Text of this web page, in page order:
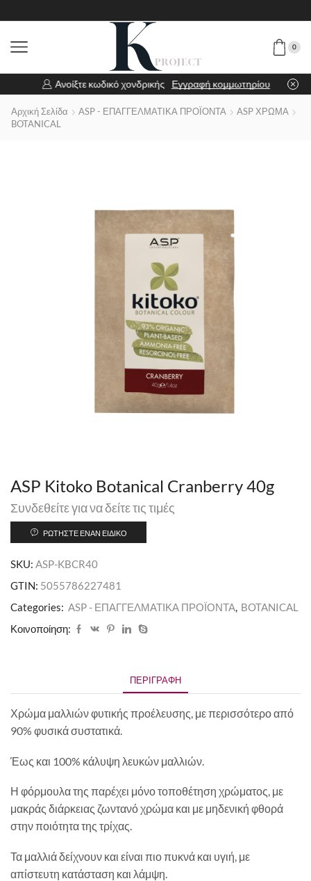
0
Ανοίξτε κωδικό χονδρικής Εγγραφή κομμωτηρίου
Αρχική Σελίδα ASP - ΕΠΑΓΓΕΛΜΑΤΙΚΑ ΠΡΟΪΟΝΤΑ
ASP ΧΡΩΜΑ
BOTANICAL
ASP Kitoko Botanical Cranberry 40g
Συνδεθείτε για να δείτε τις τιμές
ΡΩΤΉΣΤΕ ΈΝΑΝ ΕΙΔΙΚΌ
SKU: ASP-KBCR40
GTIN: 5055786227481
Categories: ASP - ΕΠΑΓΓΕΛΜΑΤΙΚΑ ΠΡΟΪΟΝΤΑ, BOTANICAL
Κοινοποίηση:
ΠΕΡΙΓΡΑΦΉ
Χρώμα μαλλιών φυτικής προέλευσης, με περισσότερο από
90% φυσικά συστατικά.
Έως και 100% κάλυψη λευκών μαλλιών.
Η φόρμουλα της παρέχει μόνο τοποθέτηση χρώματος, με
μακράς διάρκειας ζωντανό χρώμα και με μηδενική φθορά
στην ποιότητα της τρίχας.
Τα μαλλιά δείχνουν και είναι πιο πυκνά και υγιή, με
απίστευτη κατάσταση και λάμψη.